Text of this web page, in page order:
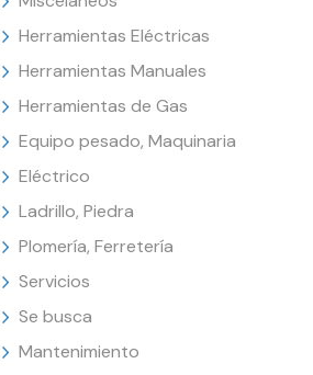
Herramientas Eléctricas
Herramientas Manuales
Herramientas de Gas
Equipo pesado, Maquinaria
Eléctrico
Ladrillo, Piedra
Plomería, Ferretería
Servicios
Se busca
Mantenimiento